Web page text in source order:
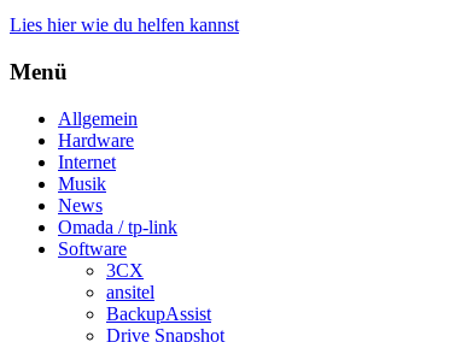
Lies hier wie du helfen kannst
Menü
Allgemein
Hardware
Internet
Musik
News
Omada / tp-link
Software
3CX
ansitel
BackupAssist
Drive Snapshot